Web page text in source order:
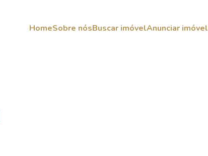
HomeSobre nósBuscar imóvelAnunciar imóvel